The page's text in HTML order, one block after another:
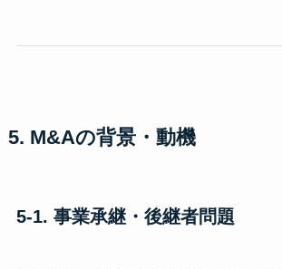
5. M&Aの背景・動機
5-1. 事業承継・後継者問題